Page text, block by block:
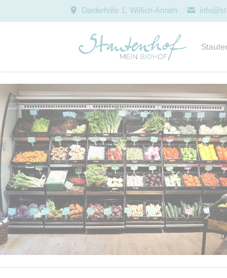
Darderhöfe 1, Willich-Anrath
Leitbild
Team
Jobs